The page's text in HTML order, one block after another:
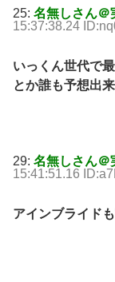
25: 名無しさん＠
15:37:38.24
いっくん世代で
とか誰も予想出
29: 名無しさん＠
15:41:51.16
アインブライド